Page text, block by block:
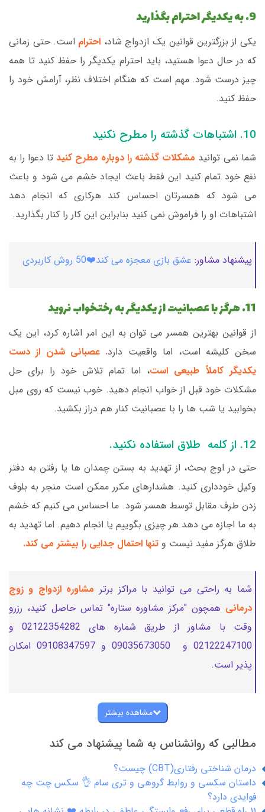
9. به یکدیگر احترام بگذارید
یکی از بزرگترین قوانین یک ازدواج شاد، احترام است. حتی زمانی
که در حال دعوا هستید، باید احترام یکدیگر را حفظ کنید تا همه
چیز درست شود. مهم است که هنگام اختلاف نظر، آرامش خود را
حفظ کنید.
10. اشتباهات گذشته را مطرح نکنید
شما نمی توانید مشکلات گذشته را دوباره مطرح کنید تا دعوا را به
نفع خود تمام کنید این فقط باعث ایجاد خشم می شود و باعث
می شود که همسرتان احساس کند هرکاری که انجام دهد
اشتباهات او را فراموش نمی کنید بنابراین این کار را کنار بگذارید.
پیشنهاد مشاور: عشق بازی معجزه می کند❤️50 روش کاربردی
11. هرگز با عصبانیت از یکدیگر به رختخواب نروید
از قوانین بهترین همسر می توان به این امر اشاره کرد، این یک
سخن کلیشه است، اما واقعیت دارد. عصبانی شدن از دست
یکدیگر کاملاً طبیعی است، اما تمام تلاش خود را برای حل
مشکلات خود قبل از خواب انجام دهید. خوب نیست که روی مبل
بخوابید یا شب ها را با عصبانیت کنار هم دراز بکشید.
12. از کلمه طلاق استفاده نکنید.
حتی در اوج بحث، از تهدید به بستن چمدان ها یا رفتن به دفتر
وکیل خودداری کنید. هشدارهای مکرر ممکن است منجر به بلوف
زدن طرف مقابل توسط همسر شود. ما احساس می کنیم که خشم
به ما اجازه می دهد هر چیزی بگوییم یا انجام دهیم. اما تهدید به
طلاق هرگز مفید نیست و تنها احتمال جدایی را بیشتر می کند.
شما به راحتی می توانید با مراکز برتر مشاوره ازدواج و زوج
درمانی همچون "مرکز مشاوره ستاره" تماس حاصل کنید، رزرو
وقت با مشاور از طریق شماره های 02122354282 و
02122247100 و 09035673050 و 09108347597 امکان
پذیر است.
مشاهده بیشتر
مطالبی که روانشناس به شما پیشنهاد می کند
درمان شناختی رفتاری(CBT) چیست؟
داستان سکسی و روابط گروهی و تری سام 👌 سکس چت چه
فوایدی دارد؟